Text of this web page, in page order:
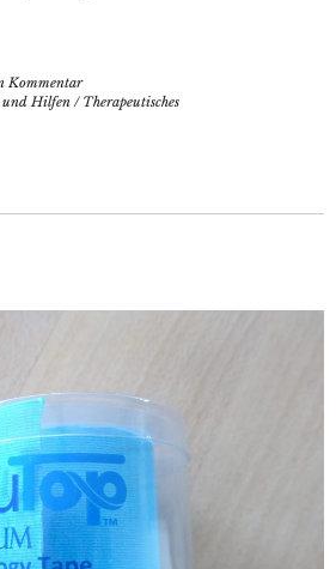
Kommentar
und Hilfen / Therapeutisches